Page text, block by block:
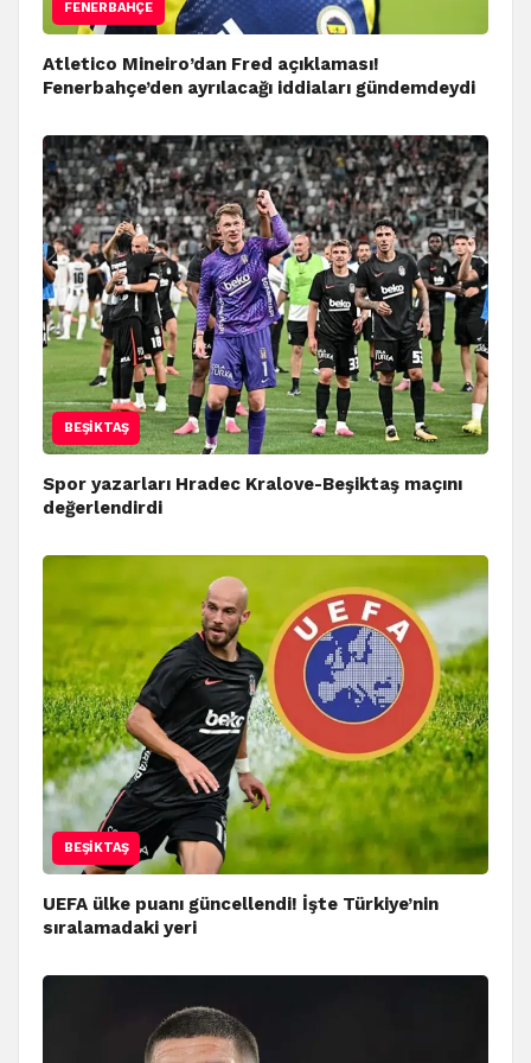
FENERBAHÇE
Atletico Mineiro’dan Fred açıklaması!
Fenerbahçe’den ayrılacağı iddiaları gündemdeydi
BEŞIKTAŞ
Spor yazarları Hradec Kralove-Beşiktaş maçını
değerlendirdi
BEŞIKTAŞ
UEFA ülke puanı güncellendi! İşte Türkiye’nin
sıralamadaki yeri